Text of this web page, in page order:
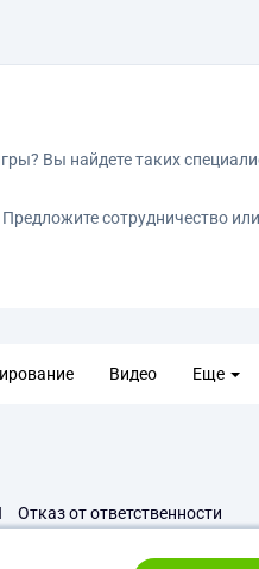
Вы найдете таких
сотрудничество
Видео Еще
Отказ от ответственности